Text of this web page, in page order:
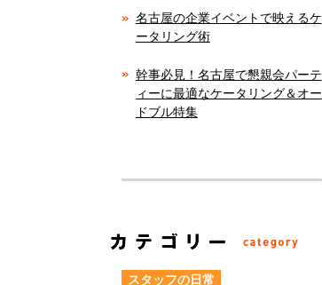
名古屋の企業イベントで映えるケ
ータリング術
幹事必見！名古屋で懇親会パーテ
ィーに最適なケータリング＆オー
ドブル特集
スタッフの日常